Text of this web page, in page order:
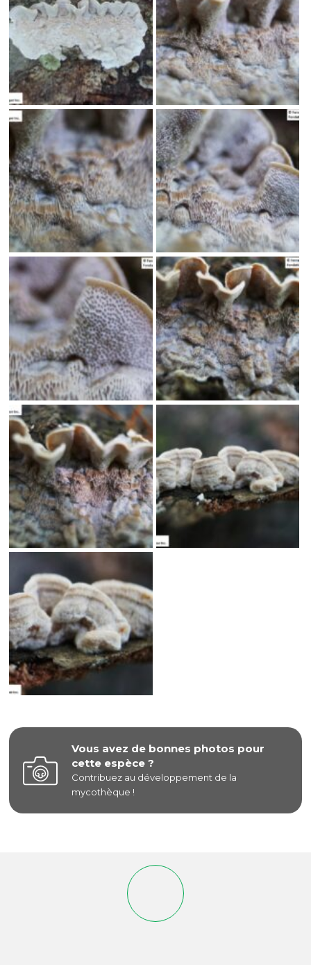
Vous avez de bonnes photos pour
cette espèce ?
Contribuez au développement de la
mycothèque !